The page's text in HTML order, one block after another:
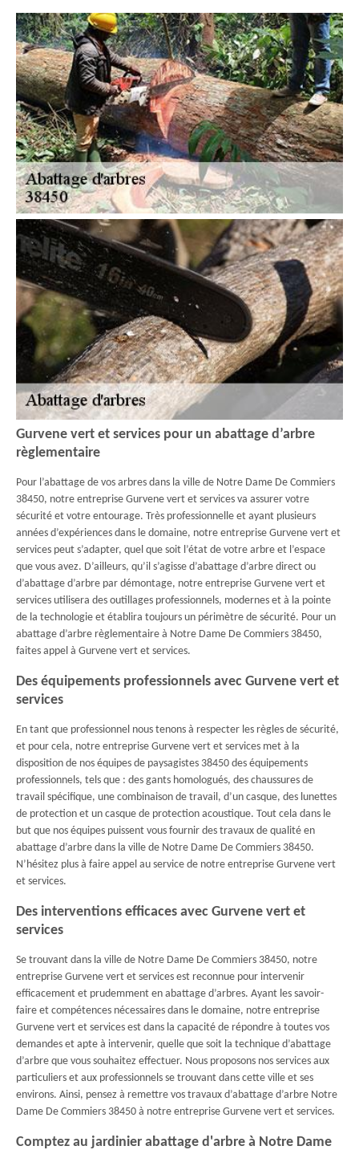
Gurvene vert et services pour un abattage d’arbre
règlementaire
Pour l’abattage de vos arbres dans la ville de Notre Dame De Commiers
38450, notre entreprise Gurvene vert et services va assurer votre
sécurité et votre entourage. Très professionnelle et ayant plusieurs
années d’expériences dans le domaine, notre entreprise Gurvene vert et
services peut s’adapter, quel que soit l’état de votre arbre et l’espace
que vous avez. D’ailleurs, qu’il s’agisse d’abattage d’arbre direct ou
d’abattage d’arbre par démontage, notre entreprise Gurvene vert et
services utilisera des outillages professionnels, modernes et à la pointe
de la technologie et établira toujours un périmètre de sécurité. Pour un
abattage d’arbre règlementaire à Notre Dame De Commiers 38450,
faites appel à Gurvene vert et services.
Des équipements professionnels avec Gurvene vert et
services
En tant que professionnel nous tenons à respecter les règles de sécurité,
et pour cela, notre entreprise Gurvene vert et services met à la
disposition de nos équipes de paysagistes 38450 des équipements
professionnels, tels que : des gants homologués, des chaussures de
travail spécifique, une combinaison de travail, d’un casque, des lunettes
de protection et un casque de protection acoustique. Tout cela dans le
but que nos équipes puissent vous fournir des travaux de qualité en
abattage d’arbre dans la ville de Notre Dame De Commiers 38450.
N’hésitez plus à faire appel au service de notre entreprise Gurvene vert
et services.
Des interventions efficaces avec Gurvene vert et
services
Se trouvant dans la ville de Notre Dame De Commiers 38450, notre
entreprise Gurvene vert et services est reconnue pour intervenir
efficacement et prudemment en abattage d’arbres. Ayant les savoir-
faire et compétences nécessaires dans le domaine, notre entreprise
Gurvene vert et services est dans la capacité de répondre à toutes vos
demandes et apte à intervenir, quelle que soit la technique d’abattage
d’arbre que vous souhaitez effectuer. Nous proposons nos services aux
particuliers et aux professionnels se trouvant dans cette ville et ses
environs. Ainsi, pensez à remettre vos travaux d’abattage d’arbre Notre
Dame De Commiers 38450 à notre entreprise Gurvene vert et services.
Comptez au jardinier abattage d'arbre à Notre Dame